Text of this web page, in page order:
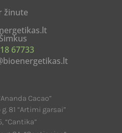
žinute
67733
Cacao”
81 “Artimi garsai”
“Cantika”